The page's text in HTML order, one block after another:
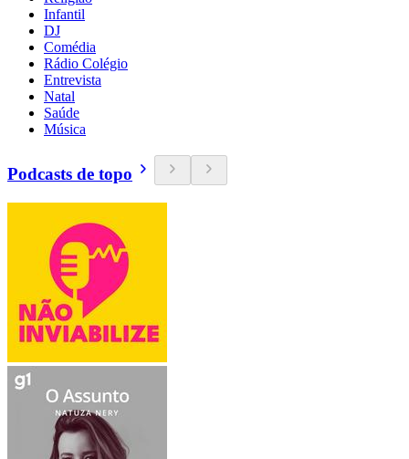
Infantil
DJ
Comédia
Rádio Colégio
Entrevista
Natal
Saúde
Música
Podcasts de topo